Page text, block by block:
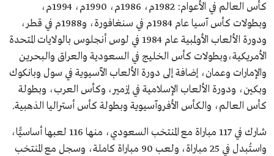
كأس العالم في الأعوام: 1982م، 1986م، 1990م، 1994م،
وبطولات كأس آسيا عام 1984م في سنغافورة، و1988م في قطر،
ودورة الألعاب الأولمبية عام 1984 في لوس أنجلوس بالولايات المتحدة
الأمريكية،وبطولات كأس الخليج في السعودية والعراق والبحرين
والإمارات وعمان، إضافة إلى دورة الألعاب الآسيوية في سول وبانكوك
وبكين، ودورة الألعاب الإسلامية في إزمير، وكأس العرب، وبطولة
كأس العالم، والكأس الأفروآسيوية وبطولة كأس أستراليا الذهبية.
شارك في 117 مباراة مع المنتخب السعودي، منها 116 لعبها أساسيًّا،
واستُبدل في 25 مباراة، ولعب 90 مباراة كاملة، وسجل مع المنتخب